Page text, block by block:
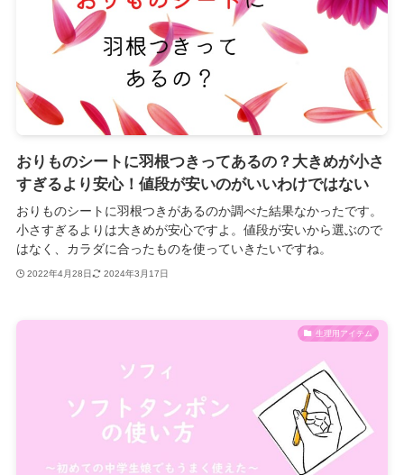
おりものシートに羽根つきってあるの？大きめが小さ
すぎるより安心！値段が安いのがいいわけではない
おりものシートに羽根つきがあるのか調べた結果なかったです。
小さすぎるよりは大きめが安心ですよ。値段が安いから選ぶので
はなく、カラダに合ったものを使っていきたいですね。
2022年4月28日 2024年3月17日
生理用アイテム